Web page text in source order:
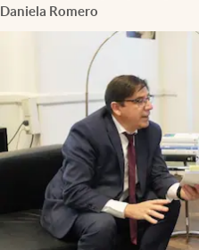
Daniela Romero